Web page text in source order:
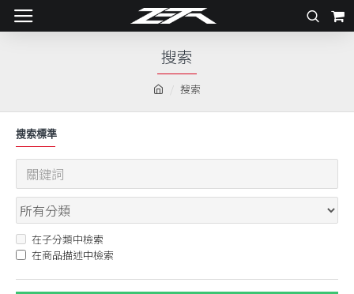
搜索
搜索
搜索標準
在子分類中檢索
在商品描述中檢索